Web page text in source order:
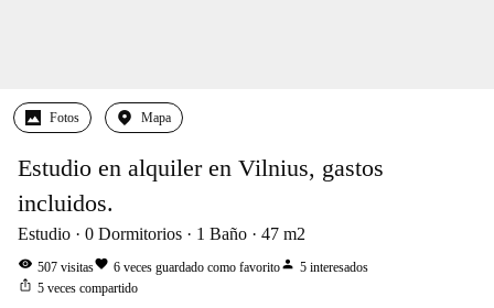
Fotos Mapa
Estudio en alquiler en Vilnius, gastos
incluidos.
Estudio 0 Dormitorios 1 Baño 47 m2
visibility 507 visitasfavorite 6 veces guardado como favoritoperson 5 interesados
ios_share 5 veces compartido